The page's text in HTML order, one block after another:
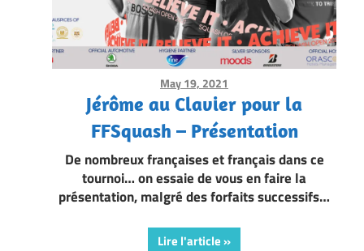
May 19, 2021
Jérôme au Clavier pour la
FFSquash – Présentation
De nombreux françaises et français dans ce
tournoi… on essaie de vous en faire la
présentation, malgré des forfaits successifs…
Lire l'article